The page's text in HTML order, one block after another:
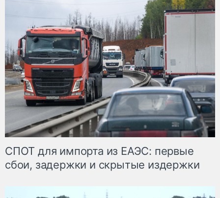
СПОТ для импорта из ЕАЭС: первые
сбои, задержки и скрытые издержки